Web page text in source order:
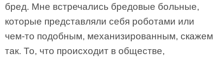
бред. Мне встречались бредовые больные,
которые представляли себя роботами или
чем-то подобным, механизированным, скажем
так. То, что происходит в обществе,